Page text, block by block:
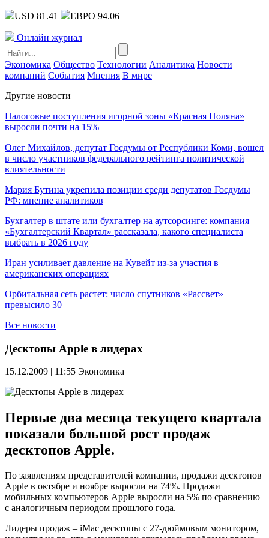
USD 81.41 ЕВРО 94.06
Онлайн журнал
Экономика Общество Технологии Аналитика Новости
компаний События Мнения В мире
Другие новости
Налоговые поступления игорной зоны «Красная Поляна»
выросли почти на 15%
Олег Михайлов, депутат Госдумы от Республики Коми, вошел
в число участников федерального рейтинга политической
влиятельности
Мария Бутина укрепила позиции среди депутатов Госдумы
РФ: мнение аналитиков
Бухгалтер в штате или бухгалтер на аутсорсинге: компания
«Бухгалтерский Квартал» рассказала, какого специалиста
выбрать в 2026 году
Иран усиливает давление на Кувейт из-за участия в
американских операциях
Орбитальная сеть растет: число спутников «Рассвет»
превысило 30
Все новости
Десктопы Apple в лидерах
15.12.2009 | 11:55 Экономика
Первые два месяца текущего квартала
показали большой рост продаж
десктопов Apple.
По заявлениям представителей компании, продажи десктопов
Apple в октябре и ноябре выросли на 74%. Продажи
мобильных компьютеров Apple выросли на 5% по сравнению
с аналогичным периодом прошлого года.
Лидеры продаж – iMac десктопы с 27-дюймовым монитором,